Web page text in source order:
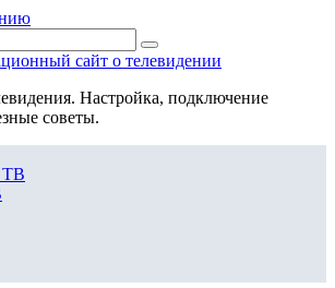
сайт о телевидении
Настройка, подключение
советы.
ТВ